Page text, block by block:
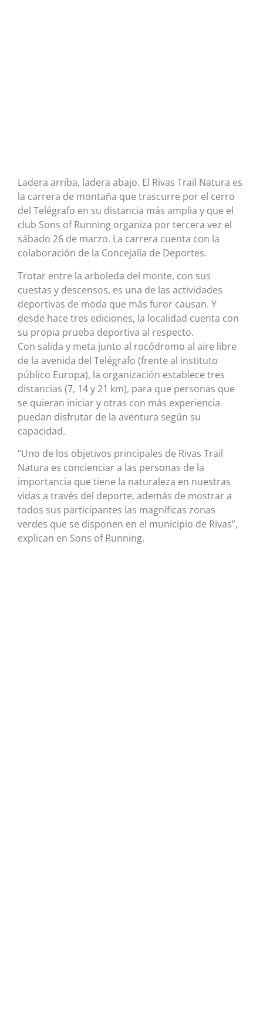
Ladera arriba, ladera abajo. El Rivas Trail Natura es
la carrera de montaña que trascurre por el cerro
del Telégrafo en su distancia más amplia y que el
club Sons of Running organiza por tercera vez el
sábado 26 de marzo. La carrera cuenta con la
colaboración de la Concejalía de Deportes.
Trotar entre la arboleda del monte, con sus
cuestas y descensos, es una de las actividades
deportivas de moda que más furor causan. Y
desde hace tres ediciones, la localidad cuenta con
su propia prueba deportiva al respecto.
Con salida y meta junto al rocódromo al aire libre
de la avenida del Telégrafo (frente al instituto
público Europa), la organización establece tres
distancias (7, 14 y 21 km), para que personas que
se quieran iniciar y otras con más experiencia
puedan disfrutar de la aventura según su
capacidad.
“Uno de los objetivos principales de Rivas Trail
Natura es concienciar a las personas de la
importancia que tiene la naturaleza en nuestras
vidas a través del deporte, además de mostrar a
todos sus participantes las magníficas zonas
verdes que se disponen en el municipio de Rivas”,
explican en Sons of Running.